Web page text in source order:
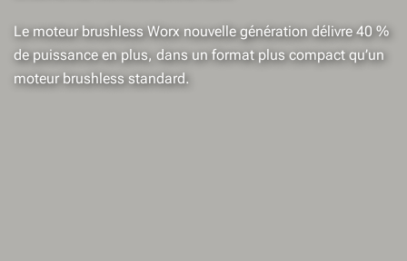
Le moteur brushless Worx nouvelle génération délivre 40 %
de puissance en plus, dans un format plus compact qu’un
moteur brushless standard.